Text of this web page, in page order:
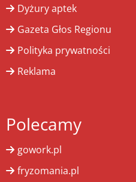
Dyżury aptek
Gazeta Głos Regionu
Polityka prywatności
Reklama
Polecamy
gowork.pl
fryzomania.pl